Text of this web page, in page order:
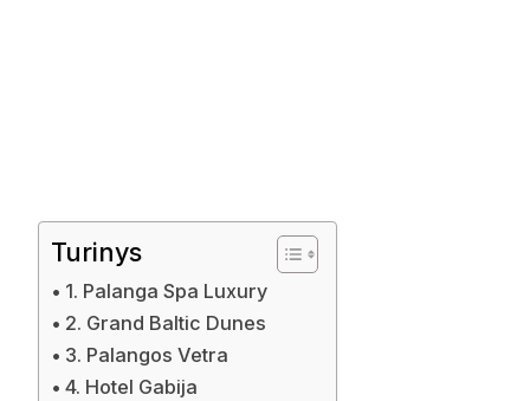
Turinys
1. Palanga Spa Luxury
2. Grand Baltic Dunes
3. Palangos Vetra
4. Hotel Gabija